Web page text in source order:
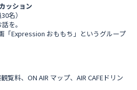
ッション
名）
を。
「Expression おももち」というグループ
料、ON AIR マップ、AIR CAFEドリン